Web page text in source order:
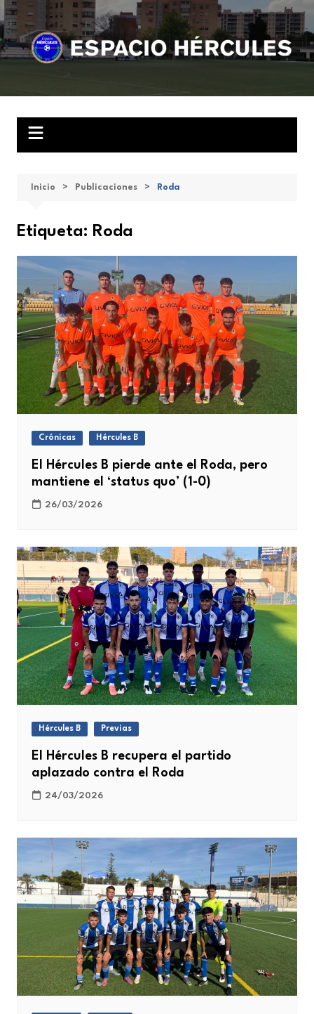
Saltar
al
contenido
Inicio Publicaciones Roda
Etiqueta: Roda
Crónicas Hércules B
El Hércules B pierde ante el Roda, pero
mantiene el ‘status quo’ (1-0)
26/03/2026
Hércules B Previas
El Hércules B recupera el partido
aplazado contra el Roda
24/03/2026